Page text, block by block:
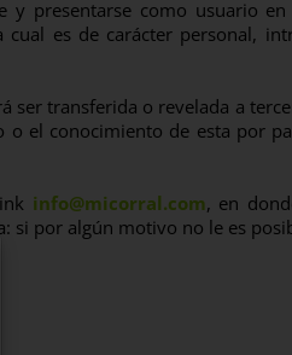
y presentarse como usuario
es de carácter personal,
ser transferida o revelada a
el conocimiento de esta por
info@micorral.com, en
si por algún motivo no le es